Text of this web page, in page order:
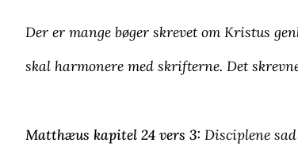
Der er mange bøger skrevet om Kristus
skal harmonere med skrifterne. Det
Matthæus kapitel 24 vers 3: Disciplene